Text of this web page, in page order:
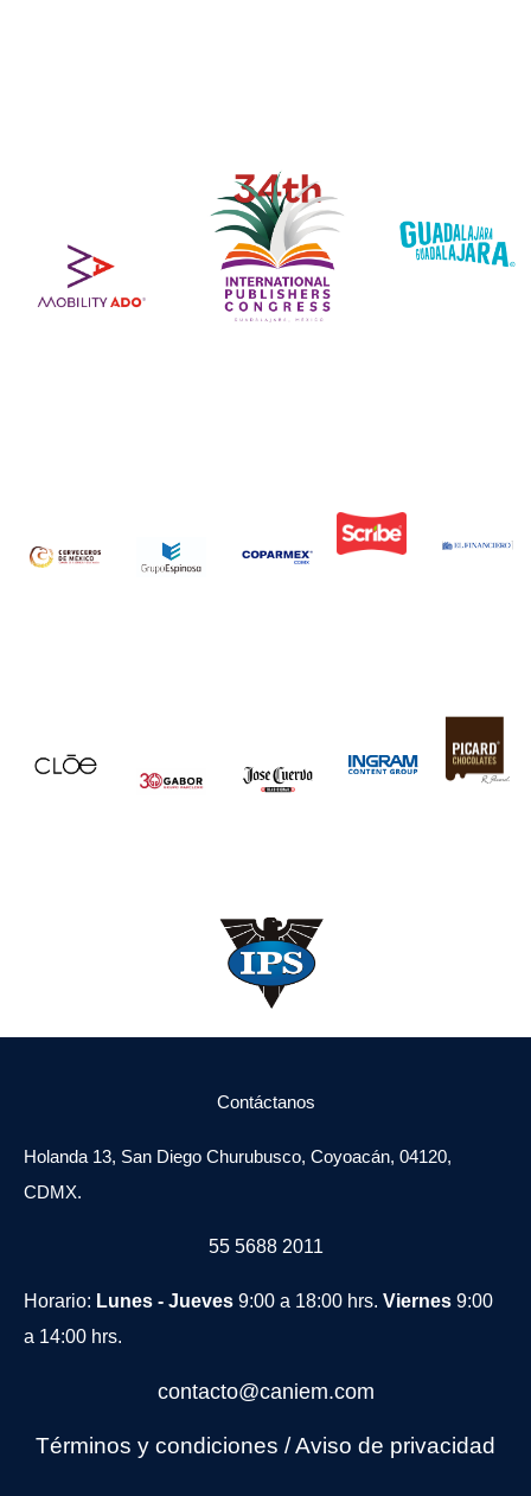
Contáctanos
Holanda 13, San Diego Churubusco, Coyoacán, 04120,
CDMX.
55 5688 2011
Horario: Lunes - Jueves 9:00 a 18:00 hrs. Viernes 9:00
a 14:00 hrs.
contacto@caniem.com
Términos y condiciones /Aviso de privacidad